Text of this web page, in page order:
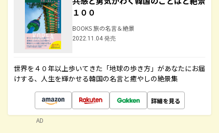
１００
BOOKS 旅の名言＆絶景
2022.11.04 発売
世界を４０年以上歩いてきた「地球の歩き方」があなたにお届
けする、人生を輝かせる韓国の名言と癒やしの絶景集
詳細を見る
AD